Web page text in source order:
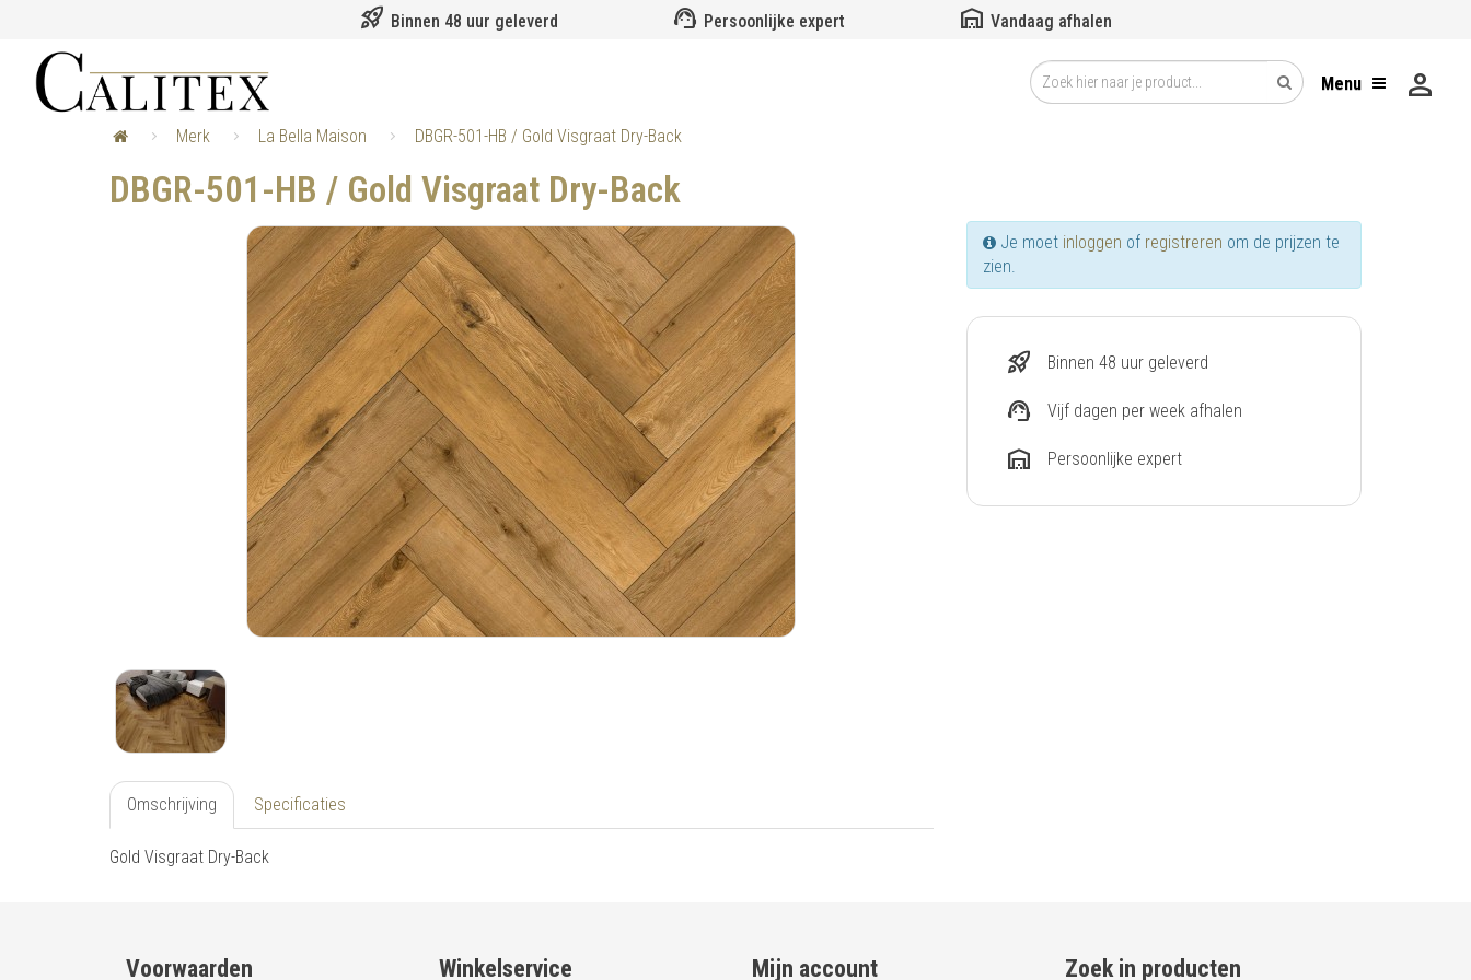
rocket_launch Binnen 48 uur geleverd support_agent Persoonlijke expert warehouse Vandaag afhalen
Menu person
Merk La Bella Maison DBGR-501-HB / Gold Visgraat Dry-Back
DBGR-501-HB / Gold Visgraat Dry-Back
Omschrijving Specificaties
Gold Visgraat Dry-Back
Je moet inloggen of registreren om de prijzen te
zien.
rocket_launch Binnen 48 uur geleverd
support_agent Vijf dagen per week afhalen
warehouse Persoonlijke expert
Voorwaarden Winkelservice Mijn account Zoek in producten